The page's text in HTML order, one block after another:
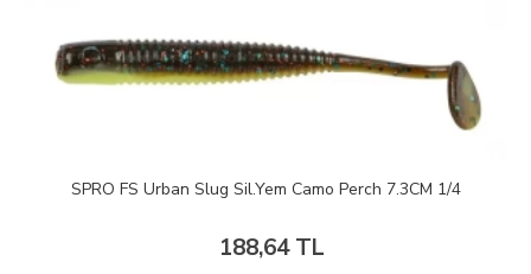
SPRO FS Urban Slug Sil.Yem Camo Perch 7.3CM 1/4
188,64 TL